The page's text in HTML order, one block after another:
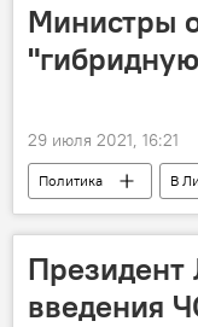
Министры
29 июля 2021, 16:21
Политика В
Латвия
Президент
введения